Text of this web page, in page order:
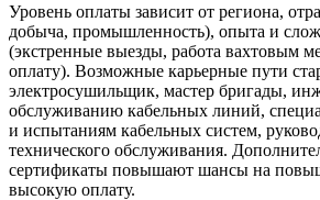
Уровень оплаты зависит от региона,
добыча, промышленность), опыта и
(экстренные выезды, работа вахтовым
оплату). Возможные карьерные пути
электросушильщик, мастер бригады,
обслуживанию кабельных линий,
и испытаниям кабельных систем,
технического обслуживания.
сертификаты повышают шансы на
высокую оплату.